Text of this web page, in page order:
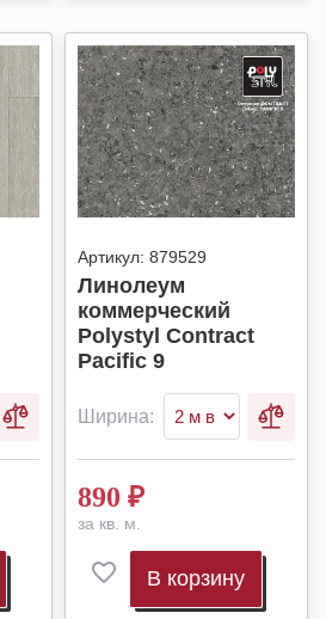
Артикул: 879529
Линолеум
коммерческий
Polystyl Contract
Pacific 9
Ширина:
890 ₽
за кв. м.
В корзину